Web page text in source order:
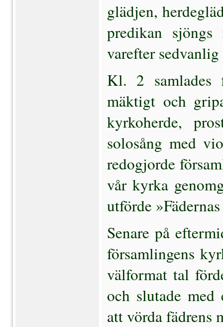
glädjen,
predikan
varefter
Kl. 2 samlades
mäktigt och
kyrkoherde,
solosång med
redogjorde
vår kyrka
utförde
Senare på
försam­lingens
välformat tal
och slutade
att vörda fädrens